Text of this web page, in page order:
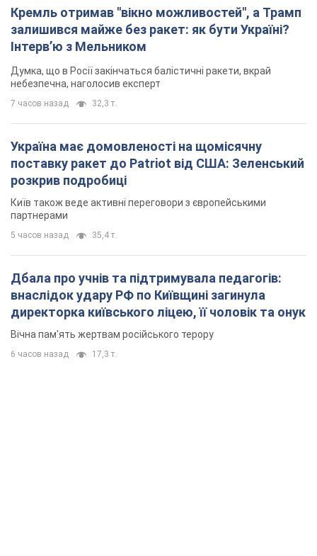
Кремль отримав "вікно можливостей", а Трамп
залишився майже без ракет: як бути Україні?
Інтерв’ю з Мельником
Думка, що в Росії закінчаться балістичні ракети, вкрай
небезпечна, наголосив експерт
7 часов назад 32,3 т.
Україна має домовленості на щомісячну
поставку ракет до Patriot від США: Зеленський
розкрив подробиці
Київ також веде активні переговори з європейськими
партнерами
5 часов назад 35,4 т.
Дбала про учнів та підтримувала педагогів:
внаслідок удару РФ по Київщині загинула
директорка київського ліцею, її чоловік та онук
Вічна пам'ять жертвам російського терору
6 часов назад 17,3 т.